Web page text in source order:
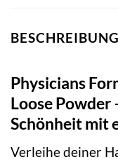
BESCHREIBUNG
Physicians
Loose Powder
Schönheit mit
Verleihe deiner